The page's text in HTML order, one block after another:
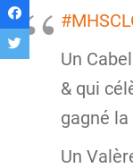
Un
& qui
gagné la
Un